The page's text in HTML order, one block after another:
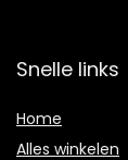
Snelle links
Home
Alles winkelen